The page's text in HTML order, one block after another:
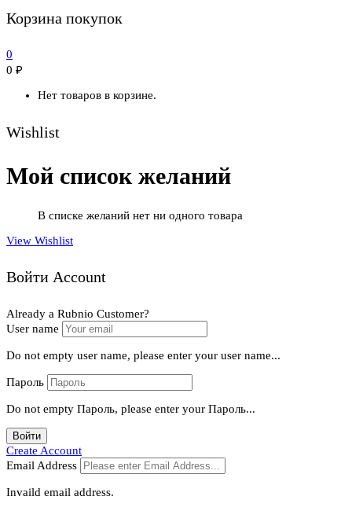
Корзина покупок
0
0 ₽
Нет товаров в корзине.
Wishlist
Мой список желаний
В списке желаний нет ни одного товара
View Wishlist
Войти Account
Already a Rubnio Customer?
User name
Do not empty user name, please enter your user name...
Пароль
Do not empty Пароль, please enter your Пароль...
Войти
Create Account
Email Address
Invaild email address.